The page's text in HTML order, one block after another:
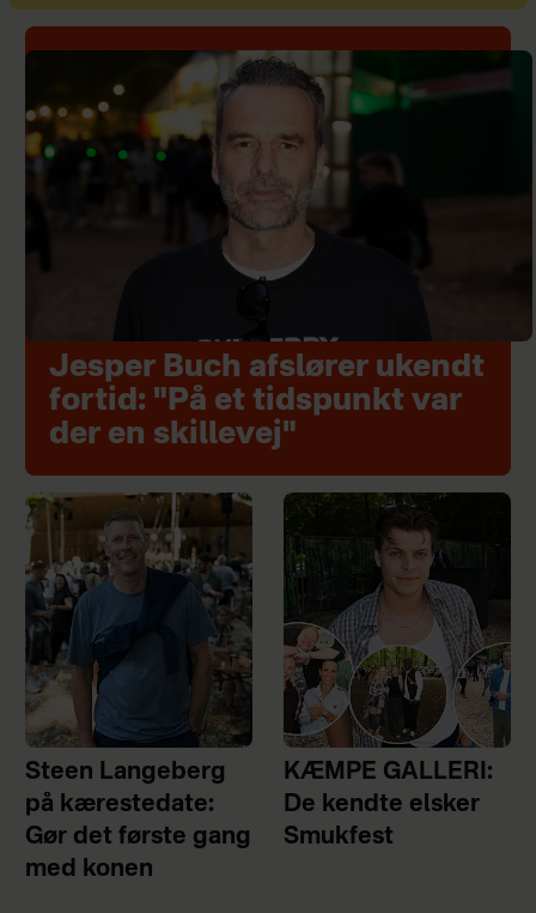
Jesper Buch afslører ukendt
fortid: "På et tidspunkt var
der en skillevej"
Steen Langeberg
på kærestedate:
Gør det første gang
med konen
KÆMPE GALLERI:
De kendte elsker
Smukfest